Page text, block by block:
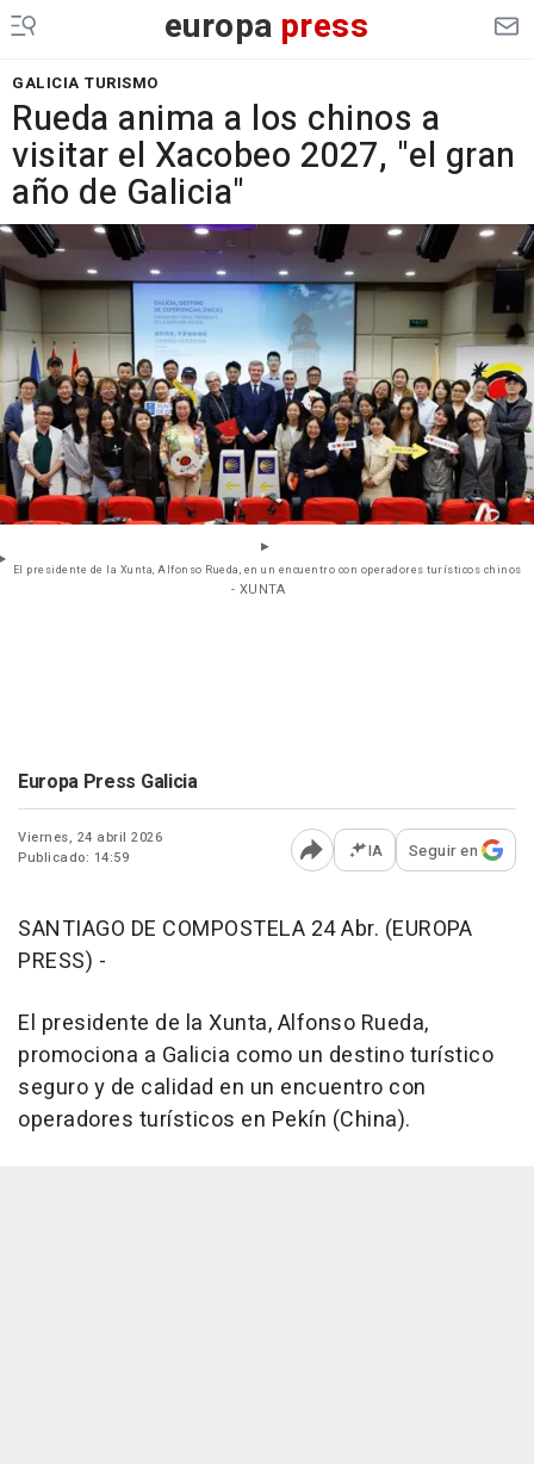
europa press
GALICIA TURISMO
Rueda anima a los chinos a
visitar el Xacobeo 2027, "el gran
año de Galicia"
El presidente de la Xunta, Alfonso Rueda, en un encuentro con operadores turísticos chinos
- XUNTA
Europa Press Galicia
Viernes, 24 abril 2026
Publicado: 14:59
Abrir opciones para
IA Seguir en
SANTIAGO DE COMPOSTELA 24 Abr. (EUROPA
PRESS) -
El presidente de la Xunta, Alfonso Rueda,
promociona a Galicia como un destino turístico
seguro y de calidad en un encuentro con
operadores turísticos en Pekín (China).